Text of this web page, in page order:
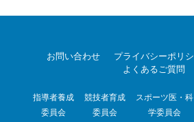
お問い合わせ プライバシーポリ
よくあるご質問
指導者養成
委員会
競技者育成
委員会
スポーツ医・科
学委員会